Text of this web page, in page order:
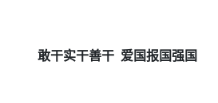
敢干实干善干 爱国报国强国